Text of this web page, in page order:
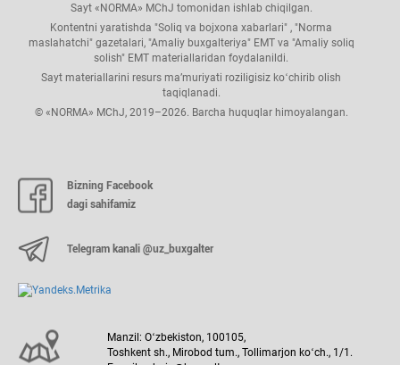
Sayt «NORMA» MChJ tomonidan ishlab chiqilgan.
Kontentni yaratishda "Soliq va bojхona хabarlari" , "Norma
maslahatchi" gazetalari, "Amaliy buхgalteriya" EMT va "Amaliy soliq
solish" EMT materiallaridan foydalanildi.
Sayt materiallarini resurs ma’muriyati roziligisiz koʻchirib olish
taqiqlanadi.
© «NORMA» MChJ, 2019–2026. Barcha huquqlar himoyalangan.
Bizning Facebook
dagi sahifamiz
Telegram kanali @uz_buxgalter
Manzil: Oʻzbekiston, 100105,
Toshkent sh., Mirobod tum., Tollimarjon koʻch., 1/1.